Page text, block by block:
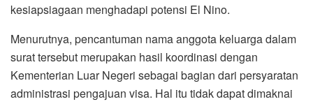
kesiapsiagaan menghadapi potensi El Nino.
Menurutnya, pencantuman nama anggota keluarga dalam
surat tersebut merupakan hasil koordinasi dengan
Kementerian Luar Negeri sebagai bagian dari persyaratan
administrasi pengajuan visa. Hal itu tidak dapat dimaknai